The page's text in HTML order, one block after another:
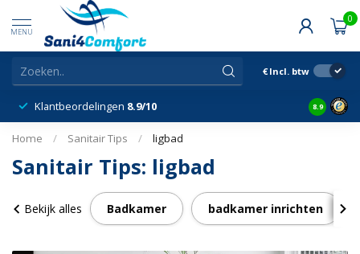
MENU
0
€ Incl. btw
Klantbeordelingen 8.9/10 8.9
Home / Sanitair Tips / ligbad
Sanitair Tips: ligbad
Bekijk alles Badkamer badkamer inrichten